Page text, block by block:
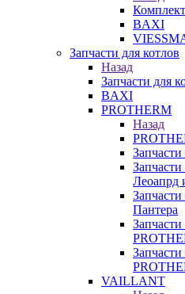
BAXI
Запчасти для котлов
Назад
Запчасти для
BAXI
PROTHERM
Назад
Леоапрд
Пантера
VAILLANT